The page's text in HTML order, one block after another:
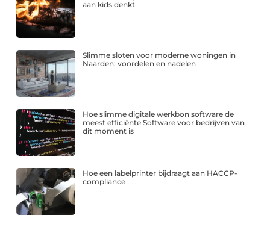
aan kids denkt
Slimme sloten voor moderne woningen in
Naarden: voordelen en nadelen
Hoe slimme digitale werkbon software de
meest efficiënte Software voor bedrijven van
dit moment is
Hoe een labelprinter bijdraagt aan HACCP-
compliance